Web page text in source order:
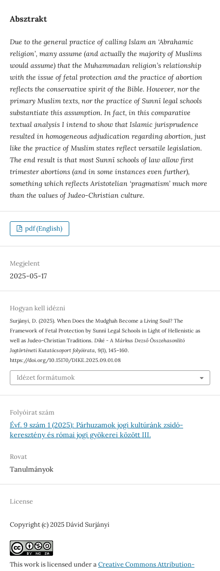
Absztrakt
Due to the general practice of calling Islam an ‘Abrahamic
religion’, many assume (and actually the majority of Muslims
would assume) that the Muhammadan religion’s relationship
with the issue of fetal protection and the practice of abortion
reflects the conservative spirit of the Bible. However, nor the
primary Muslim texts, nor the practice of Sunnī legal schools
substantiate this assumption. In fact, in this comparative
textual analysis I intend to show that Islamic jurisprudence
resulted in homogeneous adjudication regarding abortion, just
like the practice of Muslim states reflect versatile legislation.
The end result is that most Sunnī schools of law allow first
trimester abortions (and in some instances even further),
something which reflects Aristotelian ‘pragmatism’ much more
than the values of Judeo-Christian culture.
pdf (English)
Megjelent
2025-05-17
Hogyan kell idézni
Surjányi, D. (2025). When Does the Muḍghah Become a Living Soul? The
Framework of Fetal Protection by Sunnī Legal Schools in Light of Hellenistic as
well as Judeo-Christian Traditions. Díké - A Márkus Dezső Összehasonlító
Jogtörténeti Kutatócsoport folyóirata, 9(1), 145–160.
https://doi.org/10.15170/DIKE.2025.09.01.08
Idézet formátumok
Folyóirat szám
Évf. 9 szám 1 (2025): Párhuzamok jogi kultúránk zsidó-
keresztény és római jogi gyökerei között III.
Rovat
Tanulmányok
License
Copyright (c) 2025 Dávid Surjányi
This work is licensed under aCreative Commons Attribution-